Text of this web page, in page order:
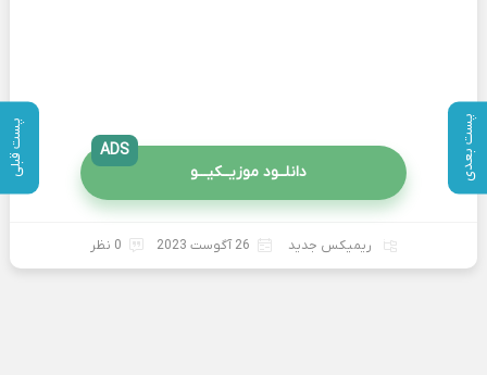
پست بعدی پست قبلی دانلــود موزیــکیـــو
ADS
ریمیکس جدید 26 آگوست 2023 0 نظر